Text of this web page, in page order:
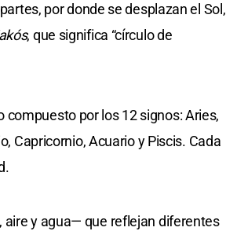
por donde se desplazan el Sol,
, que significa “círculo de
por los 12 signos: Aries,
Capricornio, Acuario y Piscis. Cada
y agua— que reflejan diferentes